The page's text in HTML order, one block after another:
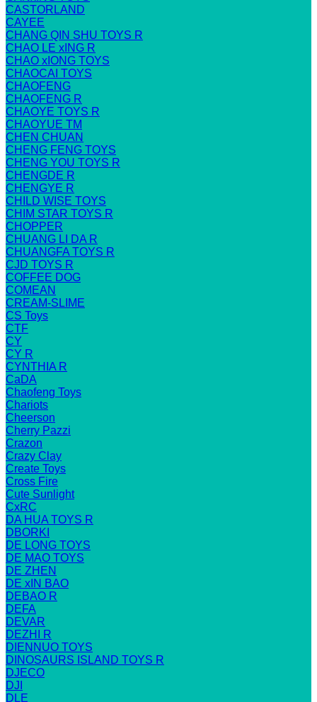
CASTORLAND
CAYEE
CHANG QIN SHU TOYS R
CHAO LE xING R
CHAO xIONG TOYS
CHAOCAI TOYS
CHAOFENG
CHAOFENG R
CHAOYE TOYS R
CHAOYUE TM
CHEN CHUAN
CHENG FENG TOYS
CHENG YOU TOYS R
CHENGDE R
CHENGYE R
CHILD WISE TOYS
CHIM STAR TOYS R
CHOPPER
CHUANG LI DA R
CHUANGFA TOYS R
CJD TOYS R
COFFEE DOG
COMEAN
CREAM-SLIME
CS Toys
CTF
CY
CY R
CYNTHIA R
CaDA
Chaofeng Toys
Chariots
Cheerson
Cherry Pazzi
Crazon
Crazy Clay
Create Toys
Cross Fire
Cute Sunlight
CxRC
DA HUA TOYS R
DBORKI
DE LONG TOYS
DE MAO TOYS
DE ZHEN
DE xIN BAO
DEBAO R
DEFA
DEVAR
DEZHI R
DIENNUO TOYS
DINOSAURS ISLAND TOYS R
DJECO
DJI
DLE